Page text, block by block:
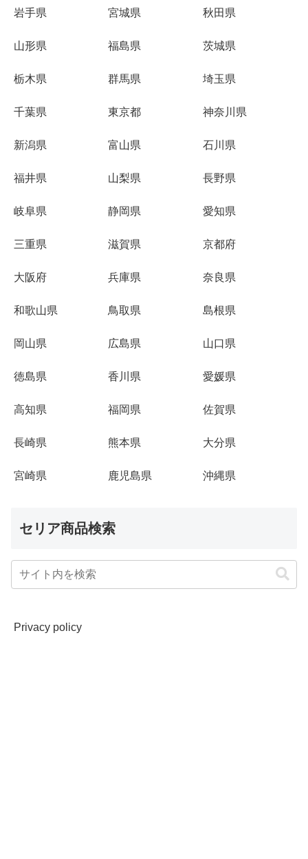
岩手県 宮城県 秋田県
山形県 福島県 茨城県
栃木県 群馬県 埼玉県
千葉県 東京都 神奈川県
新潟県 富山県 石川県
福井県 山梨県 長野県
岐阜県 静岡県 愛知県
三重県 滋賀県 京都府
大阪府 兵庫県 奈良県
和歌山県 鳥取県 島根県
岡山県 広島県 山口県
徳島県 香川県 愛媛県
高知県 福岡県 佐賀県
長崎県 熊本県 大分県
宮崎県 鹿児島県 沖縄県
セリア商品検索
Privacy policy